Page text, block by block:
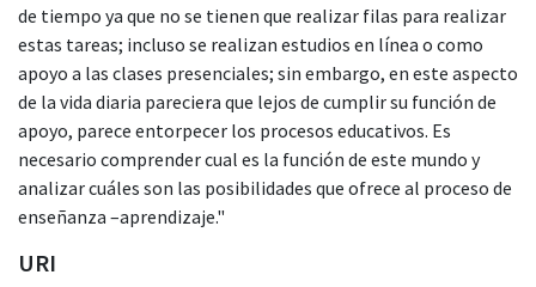
de tiempo ya que no se tienen que realizar filas para realizar
estas tareas; incluso se realizan estudios en línea o como
apoyo a las clases presenciales; sin embargo, en este aspecto
de la vida diaria pareciera que lejos de cumplir su función de
apoyo, parece entorpecer los procesos educativos. Es
necesario comprender cual es la función de este mundo y
analizar cuáles son las posibilidades que ofrece al proceso de
enseñanza –aprendizaje."
URI